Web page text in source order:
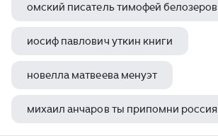
омский писатель тимофей белозеров
иосиф павлович уткин книги
новелла матвеева менуэт
михаил анчаров ты припомни россия